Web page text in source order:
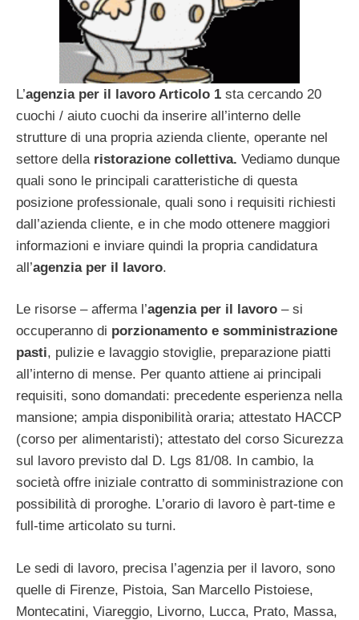
L’agenzia per il lavoro Articolo 1 sta cercando 20
cuochi / aiuto cuochi da inserire all’interno delle
strutture di una propria azienda cliente, operante nel
settore della ristorazione collettiva. Vediamo dunque
quali sono le principali caratteristiche di questa
posizione professionale, quali sono i requisiti richiesti
dall’azienda cliente, e in che modo ottenere maggiori
informazioni e inviare quindi la propria candidatura
all’agenzia per il lavoro.
Le risorse – afferma l’agenzia per il lavoro – si
occuperanno di porzionamento e somministrazione
pasti, pulizie e lavaggio stoviglie, preparazione piatti
all’interno di mense. Per quanto attiene ai principali
requisiti, sono domandati: precedente esperienza nella
mansione; ampia disponibilità oraria; attestato HACCP
(corso per alimentaristi); attestato del corso Sicurezza
sul lavoro previsto dal D. Lgs 81/08. In cambio, la
società offre iniziale contratto di somministrazione con
possibilità di proroghe. L’orario di lavoro è part-time e
full-time articolato su turni.
Le sedi di lavoro, precisa l’agenzia per il lavoro, sono
quelle di Firenze, Pistoia, San Marcello Pistoiese,
Montecatini, Viareggio, Livorno, Lucca, Prato, Massa,